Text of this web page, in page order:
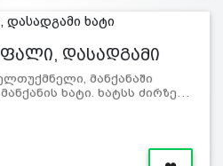
დასადგამი
მანქანაში
ხატი. ხატსს ძირზე…